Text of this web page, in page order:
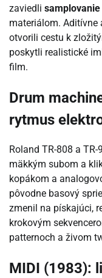
zaviedli samplovanie
materiálom. Aditívne
otvorili cestu k
poskytli realistické
film.
Drum
rytmus
Roland TR-808 a
mäkkým subom a
kopákom a
pôvodne basový
zmenil na pískajúci,
krokovým
patternoch a živom
MIDI (1983):